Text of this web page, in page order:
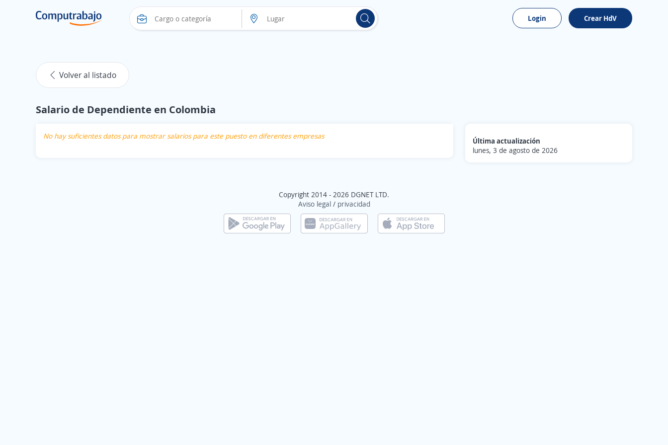
Login Crear HdV
Volver al listado
Salario de Dependiente en Colombia
No hay suficientes datos para mostrar salarios para este puesto en diferentes empresas
Última actualización
lunes, 3 de agosto de 2026
Copyright 2014 - 2026 DGNET LTD.
Aviso legal/ privacidad